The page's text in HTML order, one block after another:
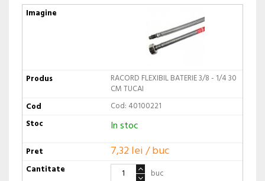
RACORD FLEXIBIL BATERIE 3/8 - 1/4 30
CM TUCAI
Cod: 40100221
In stoc
7,32 lei / buc
buc